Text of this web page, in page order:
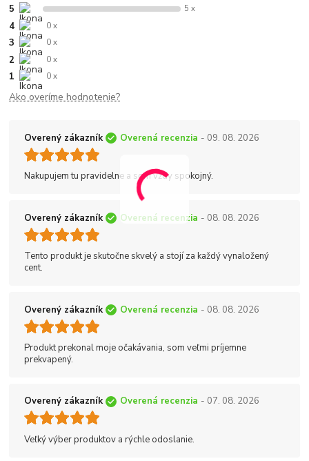
5 5 x
4 0 x
3 0 x
2 0 x
1 0 x
Ako overíme hodnotenie?
Overený zákazník Overená recenzia - 09. 08. 2026
Nakupujem tu pravidelne a som vždy spokojný.
Overený zákazník Overená recenzia - 08. 08. 2026
Tento produkt je skutočne skvelý a stojí za každý vynaložený
cent.
Overený zákazník Overená recenzia - 08. 08. 2026
Produkt prekonal moje očakávania, som veľmi príjemne
prekvapený.
Overený zákazník Overená recenzia - 07. 08. 2026
Veľký výber produktov a rýchle odoslanie.